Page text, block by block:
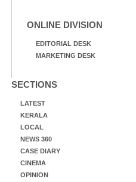
ONLINE DIVISION
EDITORIAL DESK
MARKETING DESK
SECTIONS
LATEST
KERALA
LOCAL
NEWS 360
CASE DIARY
CINEMA
OPINION